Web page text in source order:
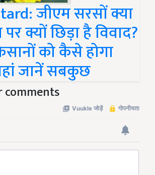
जीएम सरसों क्या
क्यों छिड़ा है विवाद?
को कैसे होगा
जानें सबकुछ
comments